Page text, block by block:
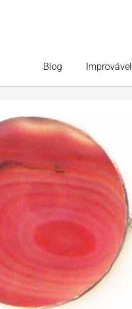
Blog Improvável